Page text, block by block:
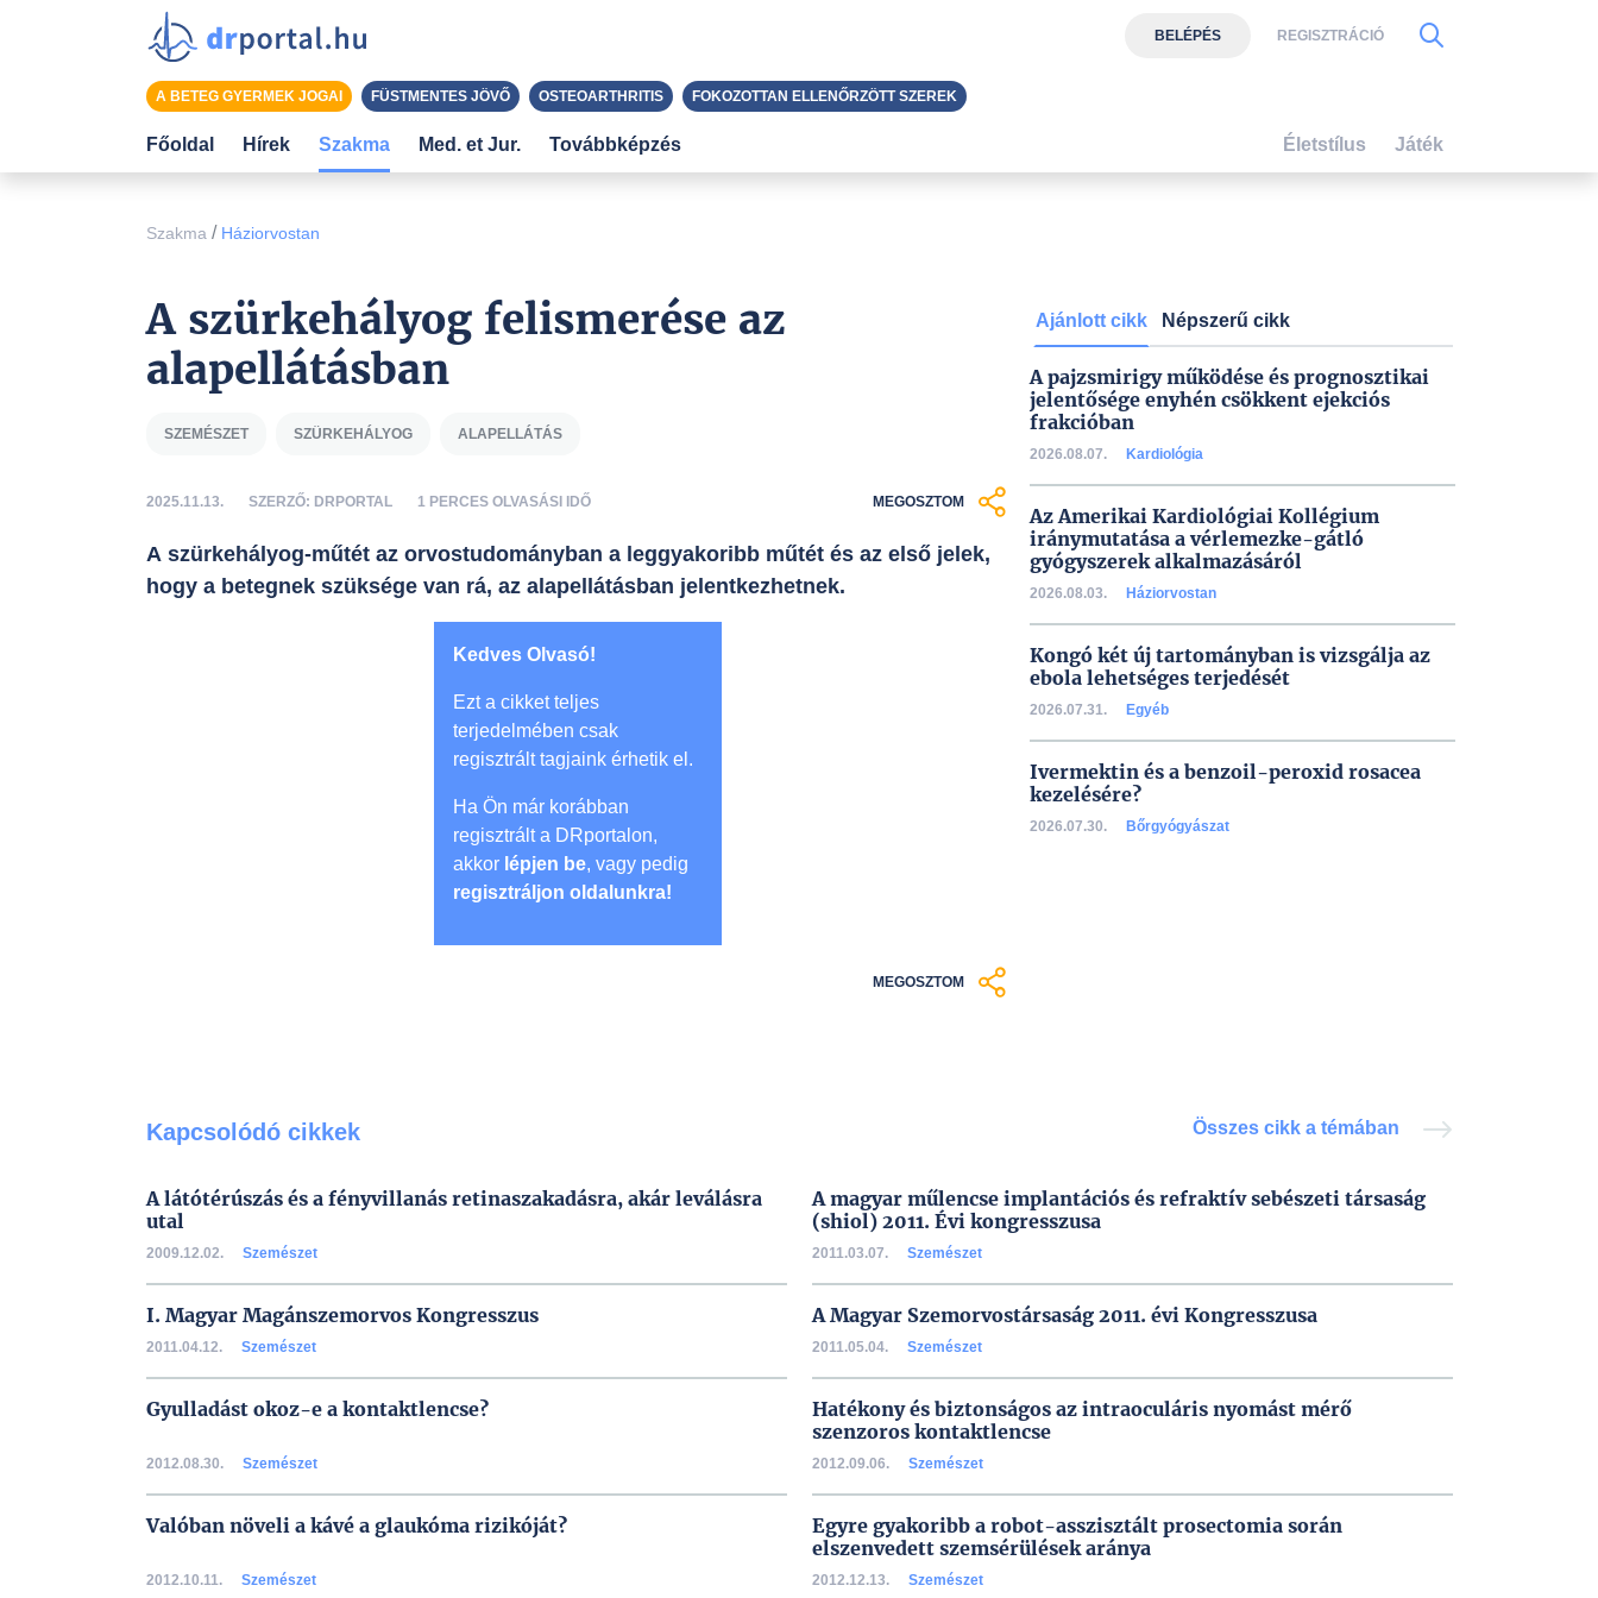
Szakma / Háziorvostan
A szürkehályog felismerése az
alapellátásban
SZEMÉSZET SZÜRKEHÁLYOG ALAPELLÁTÁS
2025.11.13. SZERZŐ: DRPORTAL 1 PERCES OLVASÁSI IDŐ MEGOSZTOM
A szürkehályog-műtét az orvostudományban a leggyakoribb műtét és az első jelek,
hogy a betegnek szüksége van rá, az alapellátásban jelentkezhetnek.
Kedves Olvasó!
Ezt a cikket teljes
terjedelmében csak
regisztrált tagjaink érhetik el.
Ha Ön már korábban
regisztrált a DRportalon,
akkor lépjen be, vagy pedig
regisztráljon oldalunkra!
MEGOSZTOM
Ajánlott cikk Népszerű cikk
A pajzsmirigy működése és prognosztikai
jelentősége enyhén csökkent ejekciós
frakcióban
2026.08.07. Kardiológia
Az Amerikai Kardiológiai Kollégium
iránymutatása a vérlemezke-gátló
gyógyszerek alkalmazásáról
2026.08.03. Háziorvostan
Kongó két új tartományban is vizsgálja az
ebola lehetséges terjedését
2026.07.31. Egyéb
Ivermektin és a benzoil-peroxid rosacea
kezelésére?
2026.07.30. Bőrgyógyászat
Kapcsolódó cikkek Összes cikk a témában
A látótérúszás és a fényvillanás retinaszakadásra, akár leválásra
utal
2009.12.02. Szemészet
A magyar műlencse implantációs és refraktív sebészeti társaság
(shiol) 2011. Évi kongresszusa
2011.03.07. Szemészet
I. Magyar Magánszemorvos Kongresszus
2011.04.12. Szemészet
A Magyar Szemorvostársaság 2011. évi Kongresszusa
2011.05.04. Szemészet
Gyulladást okoz-e a kontaktlencse?
2012.08.30. Szemészet
Hatékony és biztonságos az intraoculáris nyomást mérő
szenzoros kontaktlencse
2012.09.06. Szemészet
Valóban növeli a kávé a glaukóma rizikóját?
2012.10.11. Szemészet
Egyre gyakoribb a robot-asszisztált prosectomia során
elszenvedett szemsérülések aránya
2012.12.13. Szemészet
BELÉPÉS REGISZTRÁCIÓ
A BETEG GYERMEK JOGAI FÜSTMENTES JÖVŐ OSTEOARTHRITIS FOKOZOTTAN ELLENŐRZÖTT SZEREK
Főoldal Hírek Szakma Med. et Jur. Továbbképzés Életstílus Játék